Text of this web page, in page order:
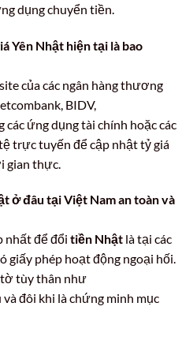
dụng chuyển tiền.
Yên Nhật hiện tại là bao
của các ngân hàng thương
BIDV,
các ứng dụng tài chính hoặc các
trực tuyến để cập nhật tỷ giá
gian thực.
ở đâu tại Việt Nam an toàn và
nhất để đổi tiền Nhậtlà tại các
giấy phép hoạt động ngoại hối.
tờ tùy thân như
đôi khi là chứng minh mục